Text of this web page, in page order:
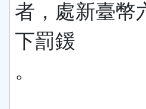
者，處新臺幣
下罰鍰
。